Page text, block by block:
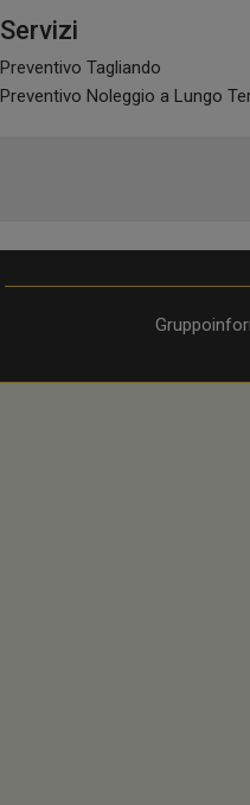
Servizi
Preventivo Tagliando
Preventivo Noleggio a Lungo